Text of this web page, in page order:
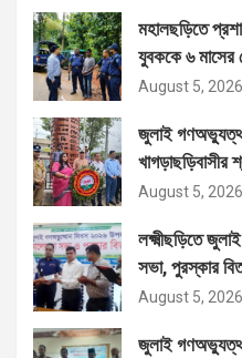
মহালছড়িতে
যুবককে ৬ মাসের
August 5, 2026
জুলাই
খাগড়াছড়িবাসীর
August 5, 2026
লক্ষ্মীছড়িতে
সভা, পুরস্কার
August 5, 2026
জুলাই